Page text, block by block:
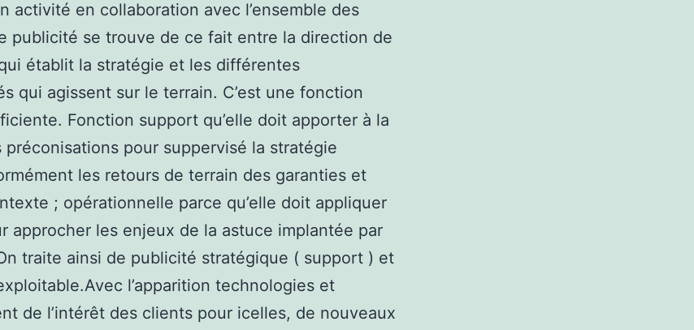
activité en collaboration avec l’ensemble des
publicité se trouve de ce fait entre la direction de
établit la stratégie et les différentes
qui agissent sur le terrain. C’est une fonction
Fonction support qu’elle doit apporter à la
préconisations pour suppervisé la stratégie
les retours de terrain des garanties et
; opérationnelle parce qu’elle doit appliquer
approcher les enjeux de la astuce implantée par
traite ainsi de publicité stratégique ( support ) et
l’apparition technologies et
de l’intérêt des clients pour icelles, de nouveaux